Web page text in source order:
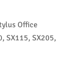
Office
SX115, SX205,